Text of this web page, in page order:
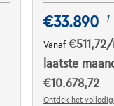
€33.890 1
Vanaf€511,72/
laatste
€10.678,72
Ontdek het